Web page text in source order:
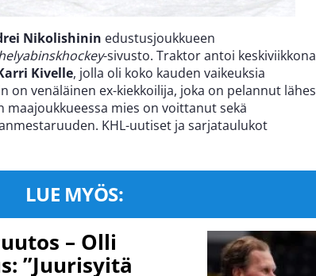
Nikolishinin edustusjoukkueen
-sivusto. Traktor antoi keskiviikkona
Kivelle, jolla oli koko kauden vaikeuksia
on venäläinen ex-kiekkoilija, joka on pelannut lähes
maajoukkueessa mies on voittanut sekä
KHL-uutiset ja sarjataulukot
LUE MYÖS:
– Olli
”Juurisyitä